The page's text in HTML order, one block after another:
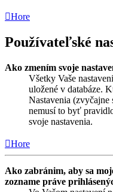
Hore
Používateľské
Ako zmením svoje
Všetky Vaše
uložené v databáze.
Nastavenia (zvyčajne
nemusí to byť
svoje nastavenia.
Hore
Ako zabránim, aby sa
zozname práve